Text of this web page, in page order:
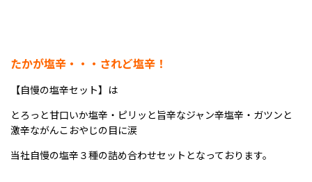
たかが塩辛・・・されど塩辛！
【自慢の塩辛セット】は
とろっと甘口いか塩辛・ピリッと旨辛なジャン辛塩辛・ガツンと
激辛ながんこおやじの目に涙
当社自慢の塩辛３種の詰め合わせセットとなっております。